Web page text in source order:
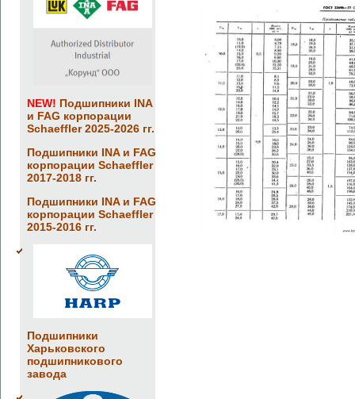
NEW! Подшипники INA
и FAG корпорации
Schaeffler 2025-2026 гг.
Подшипники INA и FAG
корпорации Schaeffler
2017-2018 гг.
Подшипники INA и FAG
корпорации Schaeffler
2015-2016 гг.
Подшипники
Харьковского
подшипникового
завода